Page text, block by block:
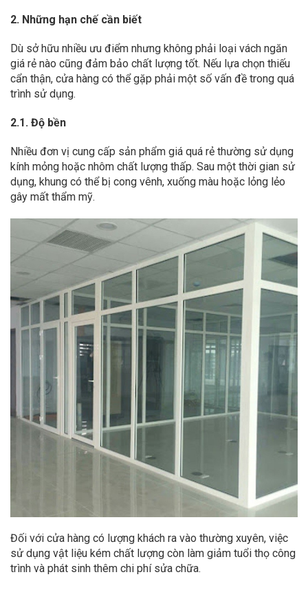
2. Những hạn chế cần biết
Dù sở hữu nhiều ưu điểm nhưng không phải loại vách ngăn
giá rẻ nào cũng đảm bảo chất lượng tốt. Nếu lựa chọn thiếu
cẩn thận, cửa hàng có thể gặp phải một số vấn đề trong quá
trình sử dụng.
2.1. Độ bền
Nhiều đơn vị cung cấp sản phẩm giá quá rẻ thường sử dụng
kính mỏng hoặc nhôm chất lượng thấp. Sau một thời gian sử
dụng, khung có thể bị cong vênh, xuống màu hoặc lỏng lẻo
gây mất thẩm mỹ.
Đối với cửa hàng có lượng khách ra vào thường xuyên, việc
sử dụng vật liệu kém chất lượng còn làm giảm tuổi thọ công
trình và phát sinh thêm chi phí sửa chữa.